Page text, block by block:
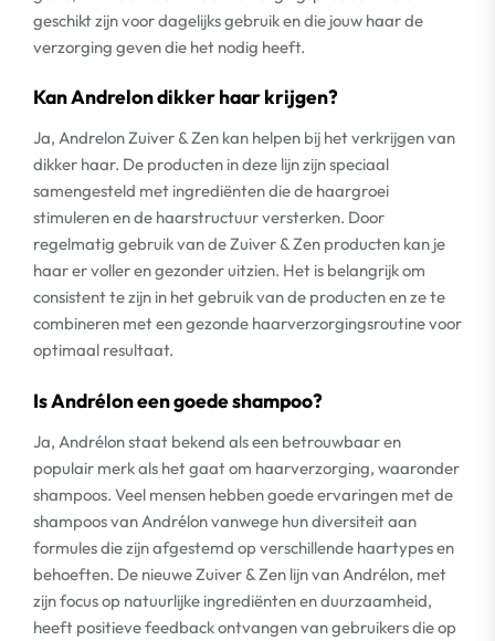
geschikt zijn voor dagelijks gebruik en die jouw haar de
verzorging geven die het nodig heeft.
Kan Andrelon dikker haar krijgen?
Ja, Andrelon Zuiver & Zen kan helpen bij het verkrijgen van
dikker haar. De producten in deze lijn zijn speciaal
samengesteld met ingrediënten die de haargroei
stimuleren en de haarstructuur versterken. Door
regelmatig gebruik van de Zuiver & Zen producten kan je
haar er voller en gezonder uitzien. Het is belangrijk om
consistent te zijn in het gebruik van de producten en ze te
combineren met een gezonde haarverzorgingsroutine voor
optimaal resultaat.
Is Andrélon een goede shampoo?
Ja, Andrélon staat bekend als een betrouwbaar en
populair merk als het gaat om haarverzorging, waaronder
shampoos. Veel mensen hebben goede ervaringen met de
shampoos van Andrélon vanwege hun diversiteit aan
formules die zijn afgestemd op verschillende haartypes en
behoeften. De nieuwe Zuiver & Zen lijn van Andrélon, met
zijn focus op natuurlijke ingrediënten en duurzaamheid,
heeft positieve feedback ontvangen van gebruikers die op